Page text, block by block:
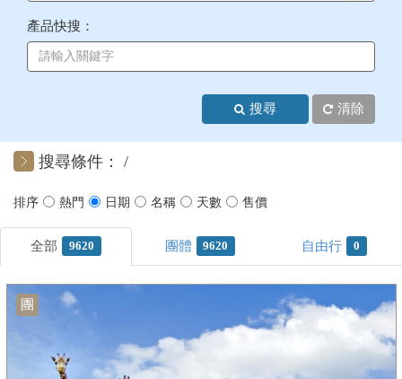
美加紐澳 +
+
客製化行程
產品快搜：
搜尋 清除
搜尋條件：
9620 9620 0
團